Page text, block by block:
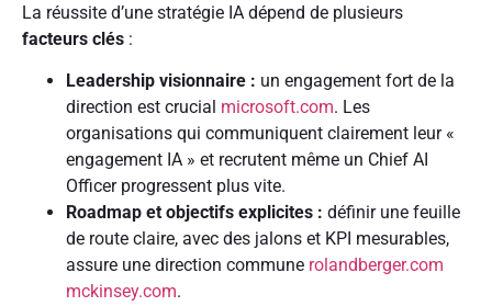
La réussite d’une stratégie IA dépend de plusieurs
facteurs clés :
Leadership visionnaire : un engagement fort de la
direction est crucial microsoft.com. Les
organisations qui communiquent clairement leur «
engagement IA » et recrutent même un Chief AI
Officer progressent plus vite.
Roadmap et objectifs explicites : définir une feuille
de route claire, avec des jalons et KPI mesurables,
assure une direction commune rolandberger.com
mckinsey.com.